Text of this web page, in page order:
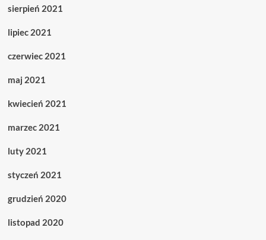
sierpień 2021
lipiec 2021
czerwiec 2021
maj 2021
kwiecień 2021
marzec 2021
luty 2021
styczeń 2021
grudzień 2020
listopad 2020